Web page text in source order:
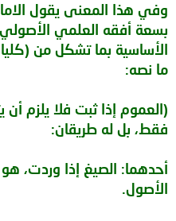
وفي هذا المعنى يقول
بسعة أفقه العلمي
الأساسية بما تشكل من
ما نصه:
(العموم إذا ثبت فلا يلزم
فقط، بل له طريقان:
أحدهما: الصيغ إذا وردت،
الأصول.